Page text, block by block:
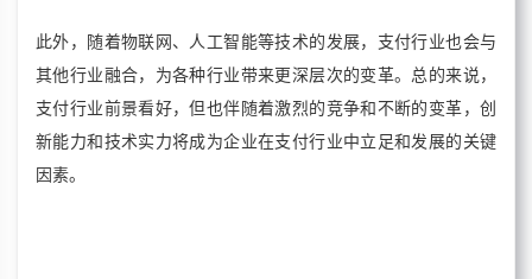
此外，随着物联网、人工智能等技术的发展，支付行业也会与
其他行业融合，为各种行业带来更深层次的变革。总的来说，
支付行业前景看好，但也伴随着激烈的竞争和不断的变革，创
新能力和技术实力将成为企业在支付行业中立足和发展的关键
因素。